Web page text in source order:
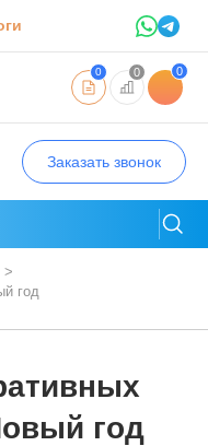
0 0 0
Заказать звонок
год
год